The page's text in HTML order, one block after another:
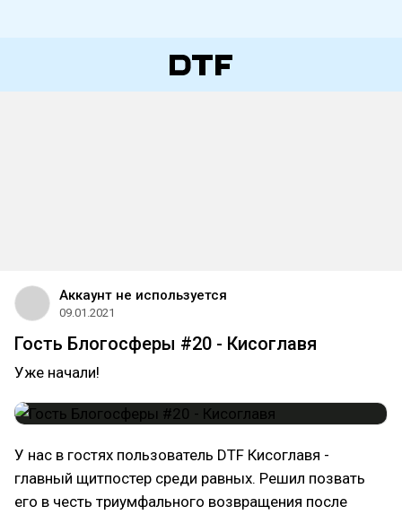
Аккаунт не используется
09.01.2021
Гость Блогосферы #20 - Кисоглавя
Уже начали!
У нас в гостях пользователь DTF Кисоглавя -
главный щитпостер среди равных. Решил позвать
его в честь триумфального возвращения после